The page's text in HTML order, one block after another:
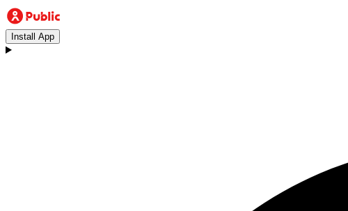
Install App